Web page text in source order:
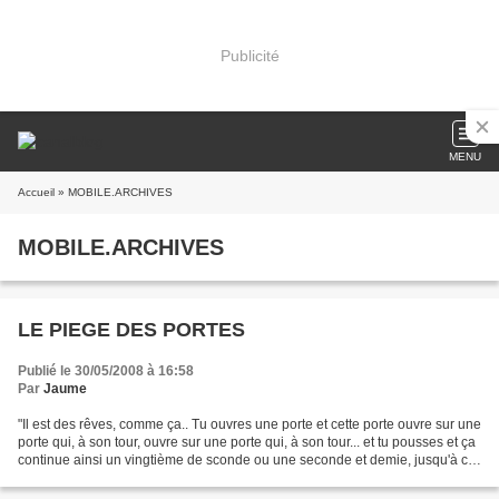
Publicité
MENU
Accueil » MOBILE.ARCHIVES
MOBILE.ARCHIVES
LE PIEGE DES PORTES
Publié le 30/05/2008 à 16:58
Par Jaume
"Il est des rêves, comme ça.. Tu ouvres une porte et cette porte ouvre sur une
porte qui, à son tour, ouvre sur une porte qui, à son tour... et tu pousses et ça
continue ainsi un vingtième de sconde ou une seconde et demie, jusqu'à ce